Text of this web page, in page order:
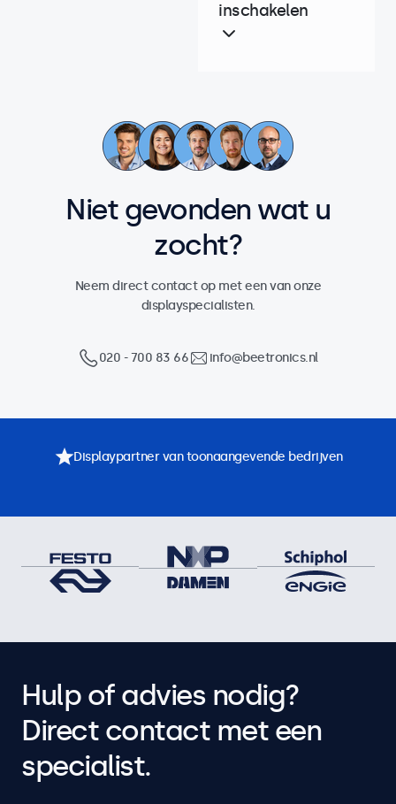
inschakelen
Niet gevonden wat u
zocht?
Neem direct contact op met een van onze
displayspecialisten.
020 - 700 83 66 info@beetronics.nl
Displaypartner van toonaangevende bedrijven
Hulp of advies nodig?
Direct contact met een
specialist.